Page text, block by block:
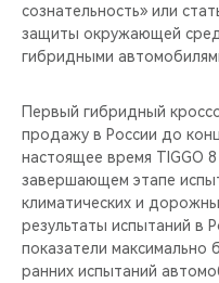
сознательность» или
защиты окружающей
гибридными
Первый гибридный
продажу в России до
настоящее время TIGGO
завершающем этапе
климатических и
результаты испытаний в
показатели максимально
ранних испытаний